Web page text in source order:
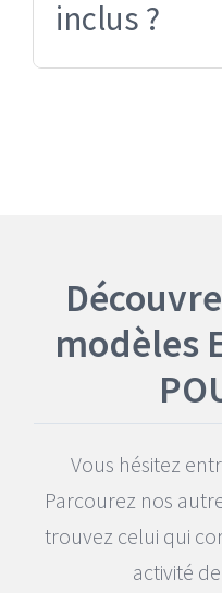
inclus ?
modèles
Vous hésitez
Parcourez nos
trouvez celui qui
activité